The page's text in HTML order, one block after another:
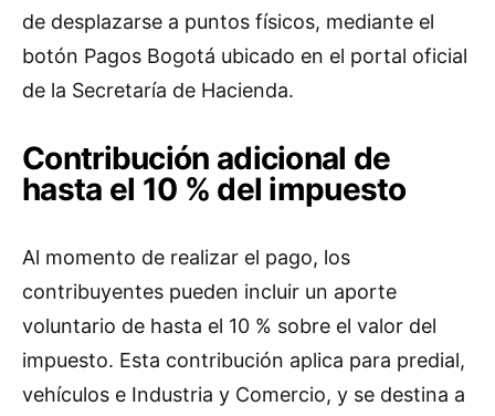
de desplazarse a puntos físicos, mediante el
botón Pagos Bogotá ubicado en el portal oficial
de la Secretaría de Hacienda.
Contribución adicional de
hasta el 10 % del impuesto
Al momento de realizar el pago, los
contribuyentes pueden incluir un aporte
voluntario de hasta el 10 % sobre el valor del
impuesto. Esta contribución aplica para predial,
vehículos e Industria y Comercio, y se destina a